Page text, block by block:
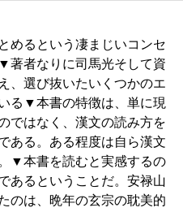
めるという凄まじいコンセ
著者なりに司馬光そして資
、選び抜いたいくつかのエ
る▼本書の特徴は、単に現
ではなく、漢文の読み方を
ある。ある程度は自ら漢文
▼本書を読むと実感するの
あるということだ。安禄山
のは、晩年の玄宗の耽美的